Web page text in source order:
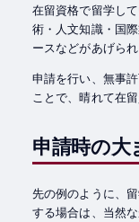
在留資格で留学し
術・人文知識・国
ースなどがあげられ
申請を行い、無事
ことで、晴れて在
申請時の大
先の例のように、
する場合は、当然